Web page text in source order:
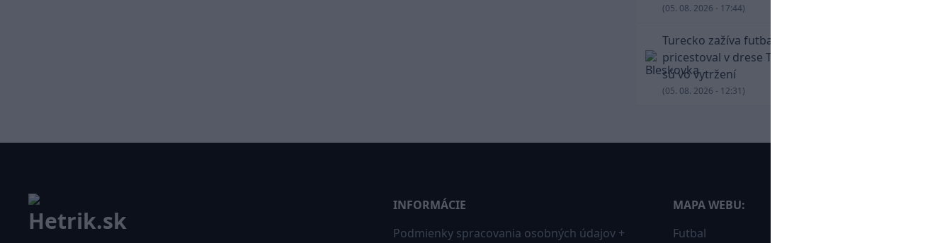
(05. 08. 2026 - 17:44)
Turecko zažíva futbalové šialenstvo! Salah
pricestoval v drese Trabzonsporu, fanúšikovia
sú vo vytržení
(05. 08. 2026 - 12:31)
INFORMÁCIE
Podmienky spracovania osobných údajov +
MAPA WEBU:
Futbal